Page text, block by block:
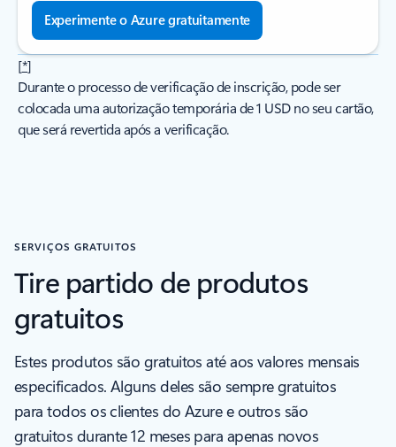
Experimente o Azure gratuitamente
[*]
Durante o processo de verificação de inscrição, pode ser
colocada uma autorização temporária de 1 USD no seu cartão,
que será revertida após a verificação.
SERVIÇOS GRATUITOS
Tire partido de produtos
gratuitos
Estes produtos são gratuitos até aos valores mensais
especificados. Alguns deles são sempre gratuitos
para todos os clientes do Azure e outros são
gratuitos durante 12 meses para apenas novos